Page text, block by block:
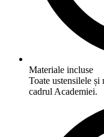
Materiale incluse
Toate ustensilele și
cadrul Academiei.